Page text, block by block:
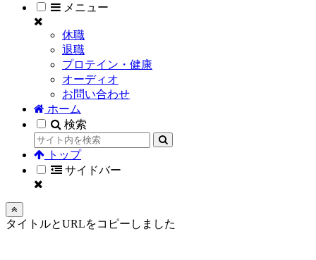
メニュー
休職
退職
プロテイン・健康
オーディオ
お問い合わせ
ホーム
検索
トップ
サイドバー
タイトルとURLをコピーしました